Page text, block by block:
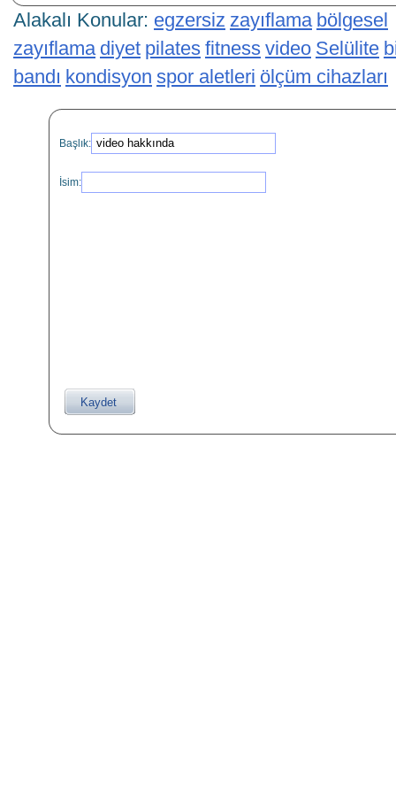
Alakalı Konular: egzersiz zayıflama bölgesel
zayıflama diyet pilates fitness video Selülite
bandı kondisyon spor aletleri ölçüm cihazları
Başlık:
İsim: